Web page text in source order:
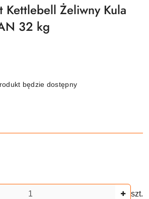
Kettlebell Żeliwny Kula
32 kg
będzie dostępny
szt.